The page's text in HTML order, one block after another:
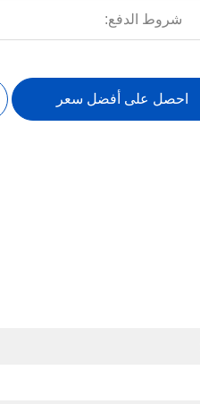
شروط الدفع:
احصل على أفضل سعر